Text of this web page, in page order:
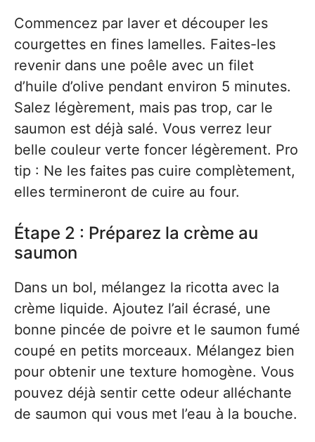
Commencez par laver et découper les
courgettes en fines lamelles. Faites-les
revenir dans une poêle avec un filet
d’huile d’olive pendant environ 5 minutes.
Salez légèrement, mais pas trop, car le
saumon est déjà salé. Vous verrez leur
belle couleur verte foncer légèrement. Pro
tip : Ne les faites pas cuire complètement,
elles termineront de cuire au four.
Étape 2 : Préparez la crème au
saumon
Dans un bol, mélangez la ricotta avec la
crème liquide. Ajoutez l’ail écrasé, une
bonne pincée de poivre et le saumon fumé
coupé en petits morceaux. Mélangez bien
pour obtenir une texture homogène. Vous
pouvez déjà sentir cette odeur alléchante
de saumon qui vous met l’eau à la bouche.